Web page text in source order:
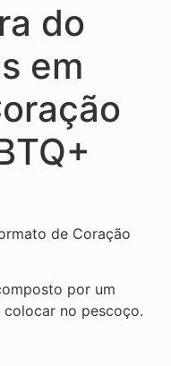
do
em
de Coração
por um
no pescoço.